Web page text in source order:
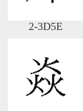
2-3D5E